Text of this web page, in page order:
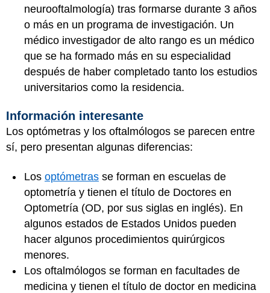
neurooftalmología) tras formarse durante 3 años
o más en un programa de investigación. Un
médico investigador de alto rango es un médico
que se ha formado más en su especialidad
después de haber completado tanto los estudios
universitarios como la residencia.
Información interesante
Los optómetras y los oftalmólogos se parecen entre
sí, pero presentan algunas diferencias:
Los optómetras se forman en escuelas de
optometría y tienen el título de Doctores en
Optometría (OD, por sus siglas en inglés). En
algunos estados de Estados Unidos pueden
hacer algunos procedimientos quirúrgicos
menores.
Los oftalmólogos se forman en facultades de
medicina y tienen el título de doctor en medicina